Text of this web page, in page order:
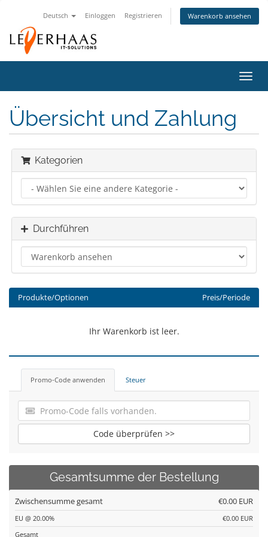
Deutsch Einloggen Registrieren Warenkorb ansehen
ein-/
Übersicht und Zahlung
Kategorien
Durchführen
Produkte/Optionen Preis/Periode
Ihr Warenkorb ist leer.
Promo-Code anwenden Steuer
Code überprüfen >>
Gesamtsumme der Bestellung
Zwischensumme gesamt €0.00 EUR
EU @ 20.00%
€0.00 EUR
Gesamt